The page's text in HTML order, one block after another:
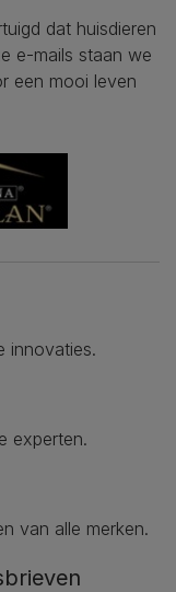
dat huisdieren
e-mails staan we
een mooi leven
innovaties.
experten.
van alle merken.